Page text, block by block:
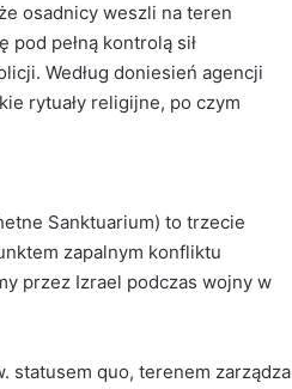
osadnicy weszli na teren
pełną kontrolą sił
Według doniesień agencji
rytuały religijne, po czym
Sanktuarium) to trzecie
zapalnym konfliktu
przez Izrael podczas wojny w
statusem quo, terenem zarządza